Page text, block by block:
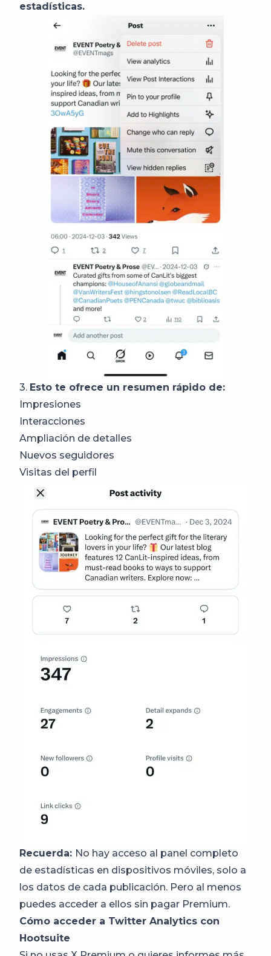
estadísticas.
3. Esto te ofrece un resumen rápido de:
Impresiones
Interacciones
Ampliación de detalles
Nuevos seguidores
Visitas del perfil
Recuerda: No hay acceso al panel completo
de estadísticas en dispositivos móviles, solo a
los datos de cada publicación. Pero al menos
puedes acceder a ellos sin pagar Premium.
Cómo acceder a Twitter Analytics con
Hootsuite